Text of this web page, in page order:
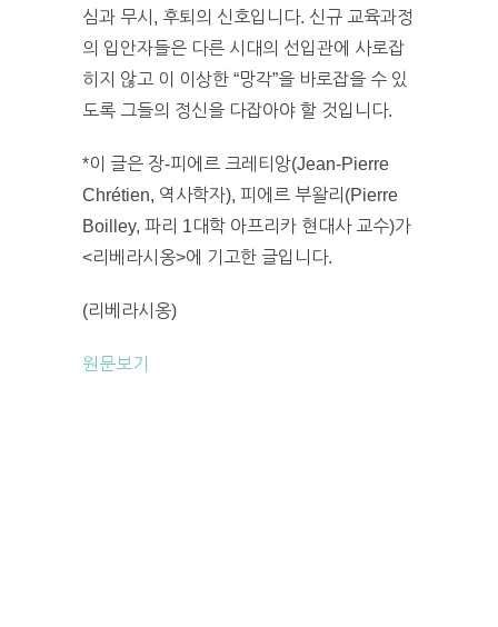
심과 무시, 후퇴의 신호입니다. 신규 교육과정
의 입안자들은 다른 시대의 선입관에 사로잡
히지 않고 이 이상한 “망각”을 바로잡을 수 있
도록 그들의 정신을 다잡아야 할 것입니다.
*이 글은 장-피에르 크레티앙(Jean-Pierre
Chrétien, 역사학자), 피에르 부왈리(Pierre
Boilley, 파리 1대학 아프리카 현대사 교수)가
<리베라시옹>에 기고한 글입니다.
(리베라시옹)
원문보기